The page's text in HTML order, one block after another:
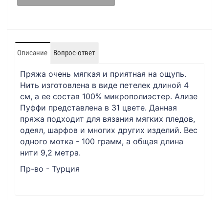
Описание Вопрос-ответ
Пряжа очень мягкая и приятная на ощупь.
Нить изготовлена в виде петелек длиной 4
см, а ее состав 100% микрополиэстер. Ализе
Пуффи представлена в 31 цвете. Данная
пряжа подходит для вязания мягких пледов,
одеял, шарфов и многих других изделий. Вес
одного мотка - 100 грамм, а общая длина
нити 9,2 метра.
Пр-во - Турция